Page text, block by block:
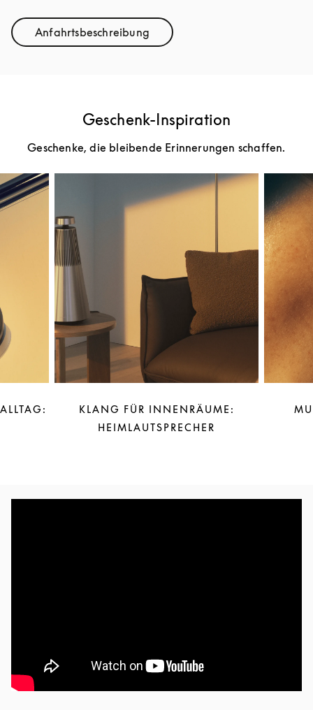
AnfahrtsbeschreibungLink Opens in New Tab
Geschenk-Inspiration
Geschenke, die bleibende Erinnerungen schaffen.
KLANG FÜR INNENRÄUME:
HEIMLAUTSPRECHER